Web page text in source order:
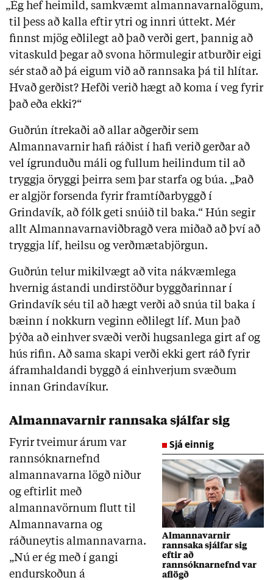
„Ég hef heimild, samkvæmt almannavarnalögum,
til þess að kalla eftir ytri og innri úttekt. Mér
finnst mjög eðlilegt að það verði gert, þannig að
vitaskuld þegar að svona hörmulegir atburðir eigi
sér stað að þá eigum við að rannsaka þá til hlítar.
Hvað gerðist? Hefði verið hægt að koma í veg fyrir
það eða ekki?“
Guðrún ítrekaði að allar aðgerðir sem
Almannavarnir hafi ráðist í hafi verið gerðar að
vel ígrunduðu máli og fullum heilindum til að
tryggja öryggi þeirra sem þar starfa og búa. „Það
er algjör forsenda fyrir framtíðarbyggð í
Grindavík, að fólk geti snúið til baka.“ Hún segir
allt Almannavarnaviðbragð vera miðað að því að
tryggja líf, heilsu og verðmætabjörgun.
Guðrún telur mikilvægt að vita nákvæmlega
hvernig ástandi undirstöður byggðarinnar í
Grindavík séu til að hægt verði að snúa til baka í
bæinn í nokkurn veginn eðlilegt líf. Mun það
þýða að einhver svæði verði hugsanlega girt af og
hús rifin. Að sama skapi verði ekki gert ráð fyrir
áframhaldandi byggð á einhverjum svæðum
innan Grindavíkur.
Almannavarnir rannsaka sjálfar sig
Sjá einnig
Almannavarnir
rannsaka sjálfar sig
eftir að
rannsóknarnefnd var
aflögð
Fyrir tveimur árum var
rannsóknarnefnd
almannavarna lögð niður
og eftirlit með
almannavörnum flutt til
Almannavarna og
ráðuneytis almannavarna.
„Nú er ég með í gangi
endurskoðun á